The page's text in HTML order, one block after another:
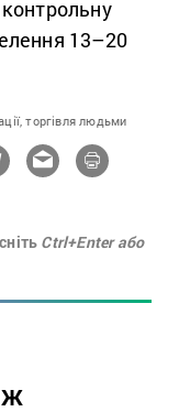
13–20
торгівля людьми
Ctrl+Enter або